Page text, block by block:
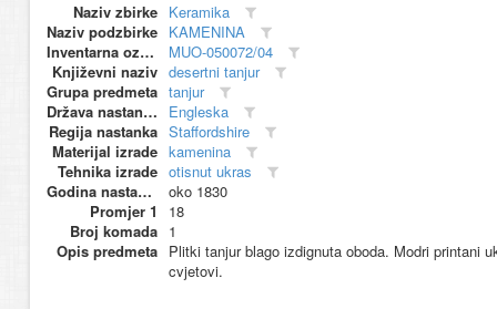
Naziv zbirke Keramika
Naziv podzbirke KAMENINA
Inventarna oznaka
MUO-050072/04
Književni naziv desertni tanjur
Grupa predmeta tanjur
Država nastanka
Engleska
Regija nastanka Staffordshire
Materijal izrade kamenina
Tehnika izrade otisnut ukras
Godina nastanka
oko 1830
Promjer 1
18
Broj komada 1
Opis predmeta Plitki tanjur blago izdignuta oboda. Modri printani
cvjetovi.